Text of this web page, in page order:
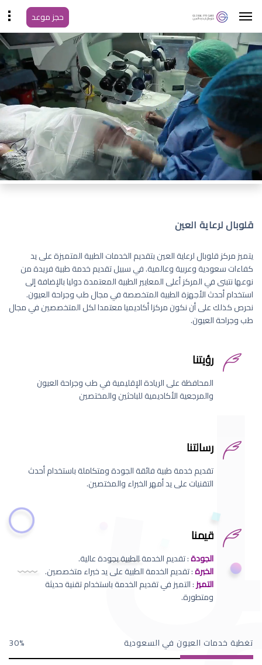
حجز موعد
قلوبال لرعاية العين
يتميز مركز قلوبال لرعاية العين بتقديم الخدمات الطبية المتميزة على يد
كفاءات سعودية وعربية وعالمية. في سبيل تقديم خدمة طبية فريدة من
نوعها نتبنى في المركز أعلى المعايير الطبية المعتمدة دوليا بالإضافة إلى
استخدام أحدث الأجهزة الطبية المتخصصة في مجال طب وجراحة العيون.
نحرص كذلك على أن نكون مركزا أكاديميا معتمدا لكل المتخصصين في مجال
طب وجراحة العيون.
رؤيتنا
المحافظة على الريادة الإقليمية في طب وجراحة العيون
والمرجعية الأكاديمية للباحثين والمختصين
رسالتنا
تقديم خدمة طبية فائقة الجودة ومتكاملة باستخدام أحدث
التقنيات على يد أمهر الخبراء والمختصين.
قيمنا
الجودة: تقديم الخدمة الطبية بجودة عالية.
الخبرة: تقديم الخدمة الطبية على يد خبراء متخصصين.
التميز: التميز في تقديم الخدمة باستخدام تقنية حديثة
ومتطورة.
تغطية خدمات العيون في السعودية 30